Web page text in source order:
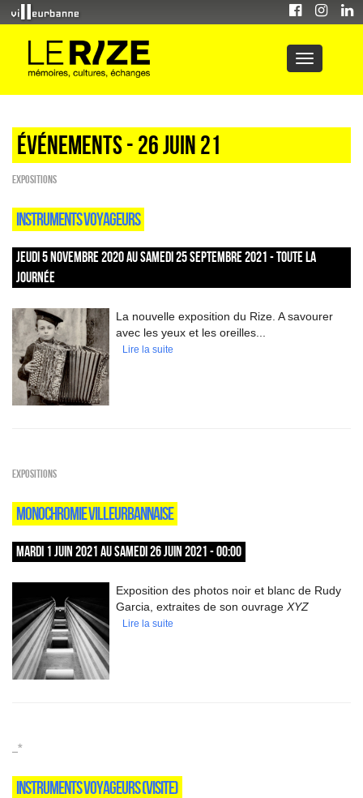
Événements - 26 Juin 21
EXPOSITIONS
INSTRUMENTS VOYAGEURS
JEUDI 5 NOVEMBRE 2020 AU SAMEDI 25 SEPTEMBRE 2021 - TOUTE LA
JOURNÉE
La nouvelle exposition du Rize. A savourer
avec les yeux et les oreilles...
Lire la suite
EXPOSITIONS
MONOCHROMIE VILLEURBANNAISE
MARDI 1 JUIN 2021 AU SAMEDI 26 JUIN 2021 - 00:00
Exposition des photos noir et blanc de Rudy
Garcia, extraites de son ouvrage XYZ
Lire la suite
_*
INSTRUMENTS VOYAGEURS (VISITE)